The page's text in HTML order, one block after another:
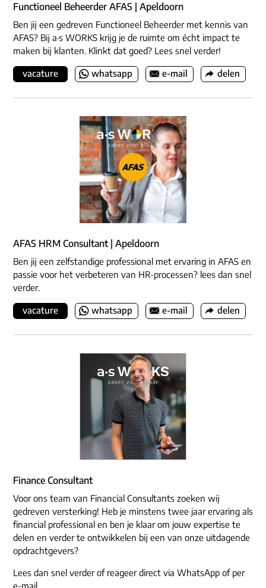
Functioneel Beheerder AFAS | Apeldoorn
Ben jij een gedreven Functioneel Beheerder met kennis van
AFAS? Bij a·s WORKS krijg je de ruimte om écht impact te
maken bij klanten. Klinkt dat goed? Lees snel verder!
vacature whatsapp e-mail delen
AFAS HRM Consultant | Apeldoorn
Ben jij een zelfstandige professional met ervaring in AFAS en
passie voor het verbeteren van HR-processen? lees dan snel
verder.
vacature whatsapp e-mail delen
Finance Consultant
Voor ons team van Financial Consultants zoeken wij
gedreven versterking! Heb je minstens twee jaar ervaring als
financial professional en ben je klaar om jouw expertise te
delen en verder te ontwikkelen bij een van onze uitdagende
opdrachtgevers?
Lees dan snel verder of reageer direct via WhatsApp of per